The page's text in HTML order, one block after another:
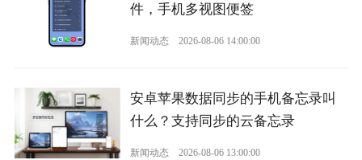
件，手机多视图便签
新闻动态 2026-08-06 14:00:00
安卓苹果数据同步的手机备忘录叫
什么？支持同步的云备忘录
新闻动态 2026-08-06 13:00:00